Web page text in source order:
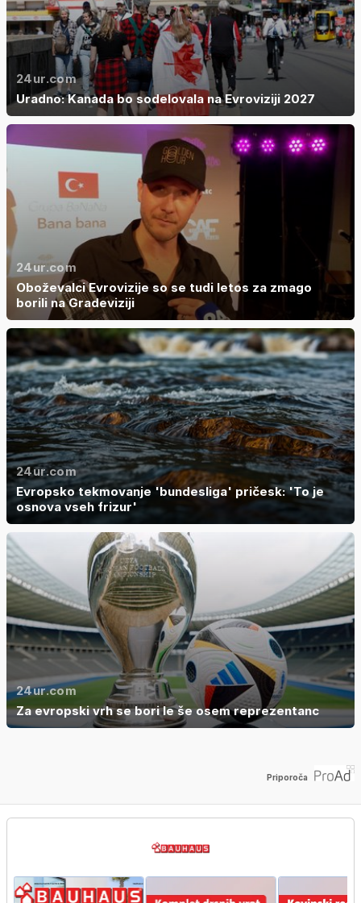
24ur.com
Uradno: Kanada bo sodelovala na Evroviziji 2027
24ur.com
Oboževalci Evrovizije so se tudi letos za zmago
borili na Gradeviziji
24ur.com
Evropsko tekmovanje 'bundesliga' pričesk: 'To je
osnova vseh frizur'
24ur.com
Za evropski vrh se bori le še osem reprezentanc
Priporoča